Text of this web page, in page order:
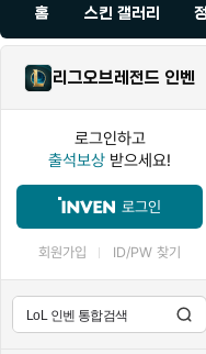
홈 스킨 갤러리
리그오브레전드 인벤
로그인하고
출석보상 받으세요!
로그인
회원가입 ID/PW 찾기